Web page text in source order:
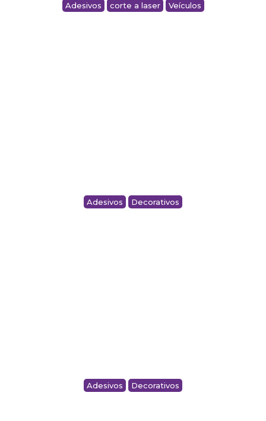
Adesivos corte a laser Veículos
FROTA – IDS INTERNATIONAL DIGITAL
Adesivos Decorativos
LETREIRO EM ACRILICO PARA ACADEMIA
Adesivos Decorativos
ADESIVO DECORATIVO PARA QUARTO